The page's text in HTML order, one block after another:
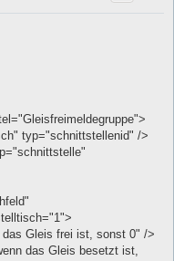
typ="schnittstellenid" />
Gleis frei ist, sonst 0" />
das Gleis besetzt ist,